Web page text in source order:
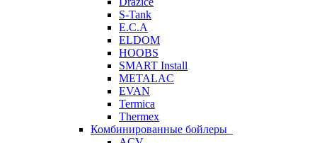
S-Tank
E.C.A
ELDOM
HOOBS
SMART Install
METALAC
EVAN
Termica
Thermex
Комбинированные бойлеры